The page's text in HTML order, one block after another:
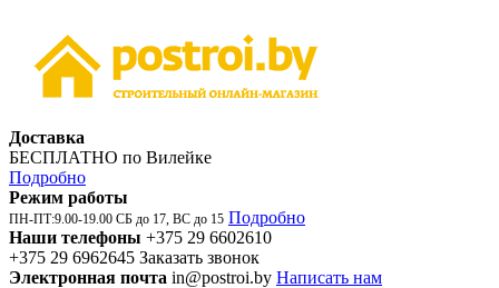
Доставка
БЕСПЛАТНО по Вилейке
Подробно
Режим работы
ПН-ПТ:9.00-19.00 СБ до 17, ВС до 15 Подробно
Наши телефоны +375 29 6602610
+375 29 6962645 Заказать звонок
Электронная почта in@postroi.by Написать нам